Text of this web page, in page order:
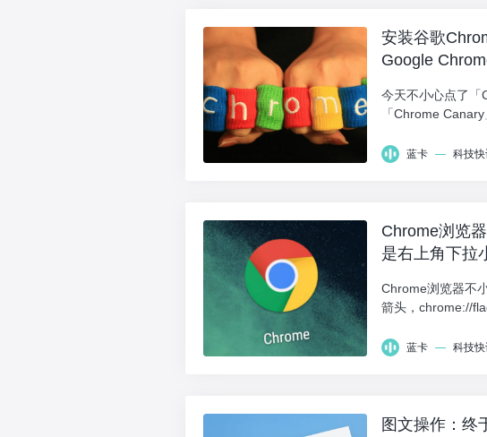
安装谷歌
Google
今天不小心点了「
「Chrome
蓝卡 — 科技
Chrome浏览
是右上角下拉
Chrome浏览器不
箭头，chrome://
蓝卡 — 科技
图文操作：终